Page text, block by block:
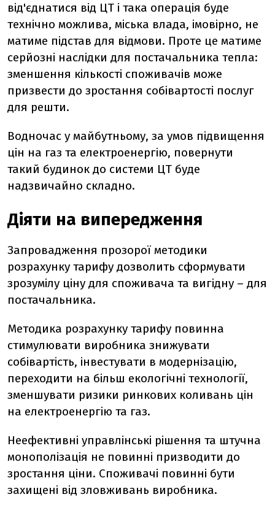
від'єднатися від ЦТ і така операція буде
технічно можлива, міська влада, імовірно, не
матиме підстав для відмови. Проте це матиме
серйозні наслідки для постачальника тепла:
зменшення кількості споживачів може
призвести до зростання собівартості послуг
для решти.
Водночас у майбутньому, за умов підвищення
цін на газ та електроенергію, повернути
такий будинок до системи ЦТ буде
надзвичайно складно.
Діяти на випередження
Запровадження прозорої методики
розрахунку тарифу дозволить сформувати
зрозумілу ціну для споживача та вигідну – для
постачальника.
Методика розрахунку тарифу повинна
стимулювати виробника знижувати
собівартість, інвестувати в модернізацію,
переходити на більш екологічні технології,
зменшувати ризики ринкових коливань цін
на електроенергію та газ.
Неефективні управлінські рішення та штучна
монополізація не повинні призводити до
зростання ціни. Споживачі повинні бути
захищені від зловживань виробника.